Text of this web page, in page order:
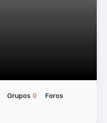
Grupos 0
Foros